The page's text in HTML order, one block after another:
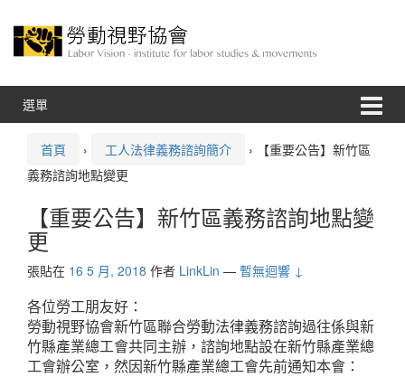
選單
首頁 › 工人法律義務諮詢簡介 ›
【重要公告】新竹區
義務諮詢地點變更
【重要公告】新竹區義務諮詢地點變
更
張貼在 16 5 月, 2018 作者 LinkLin — 暫無迴響 ↓
各位勞工朋友好：
勞動視野協會新竹區聯合勞動法律義務諮詢過往係與新
竹縣產業總工會共同主辦，諮詢地點設在新竹縣產業總
工會辦公室，然因新竹縣產業總工會先前通知本會：